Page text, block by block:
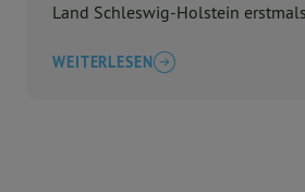
Land Schleswig-Holstein
WEITERLESEN